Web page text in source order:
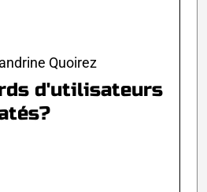
Quoirez
d'utilisateurs